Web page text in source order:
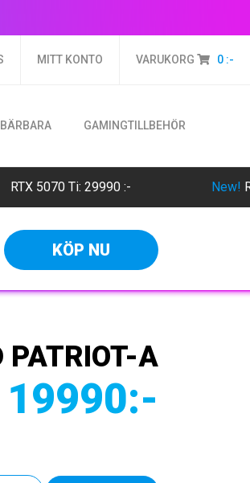
MITT KONTO VARUKORG 0 :-
BÄRBARA GAMINGTILLBEHÖR
RTX 5070 Ti: 29990 :- New!
KÖP NU
PATRIOT-A
19990:-